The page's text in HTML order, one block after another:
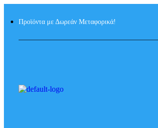
Προϊόντα με Δωρεάν Μεταφορικά!